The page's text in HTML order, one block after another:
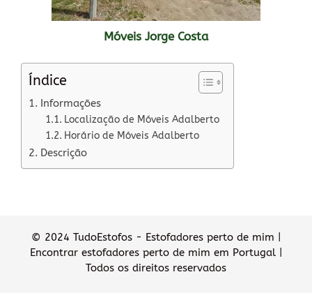
Móveis Jorge Costa
Índice
Informações
Localização de Móveis Adalberto
Horário de Móveis Adalberto
Descrição
© 2024 TudoEstofos - Estofadores perto de mim |
Encontrar estofadores perto de mim em Portugal |
Todos os direitos reservados